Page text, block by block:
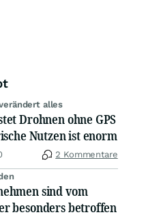
alles
Drohnen ohne GPS
Nutzen ist enorm
2 Kommentare
sind vom
besonders betroffen